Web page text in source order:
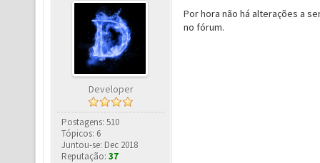
Developer
Postagens: 510
Tópicos: 6
Juntou-se: Dec 2018
Reputação:37
Por hora não há alterações a
no fórum.